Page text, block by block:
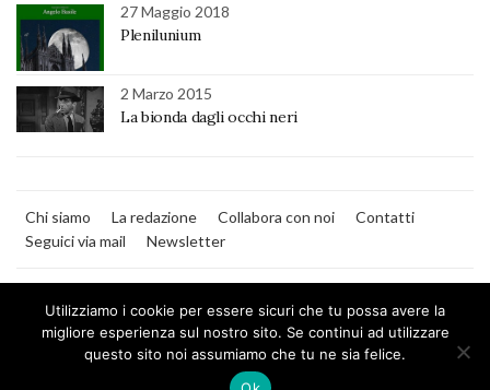
27 Maggio 2018
Plenilunium
2 Marzo 2015
La bionda dagli occhi neri
Chi siamo La redazione Collabora con noi
Contatti
Seguici via mail
Newsletter
MilanoNera
Utilizziamo i cookie per essere sicuri che tu possa avere la
migliore esperienza sul nostro sito. Se continui ad utilizzare
questo sito noi assumiamo che tu ne sia felice.